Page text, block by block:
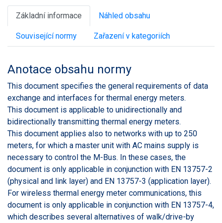
Základní informace Náhled obsahu
Související normy Zařazení v kategoriích
Anotace obsahu normy
This document specifies the general requirements of data
exchange and interfaces for thermal energy meters.
This document is applicable to unidirectionally and
bidirectionally transmitting thermal energy meters.
This document applies also to networks with up to 250
meters, for which a master unit with AC mains supply is
necessary to control the M-Bus. In these cases, the
document is only applicable in conjunction with EN 13757-2
(physical and link layer) and EN 13757-3 (application layer).
For wireless thermal energy meter communications, this
document is only applicable in conjunction with EN 13757-4,
which describes several alternatives of walk/drive-by